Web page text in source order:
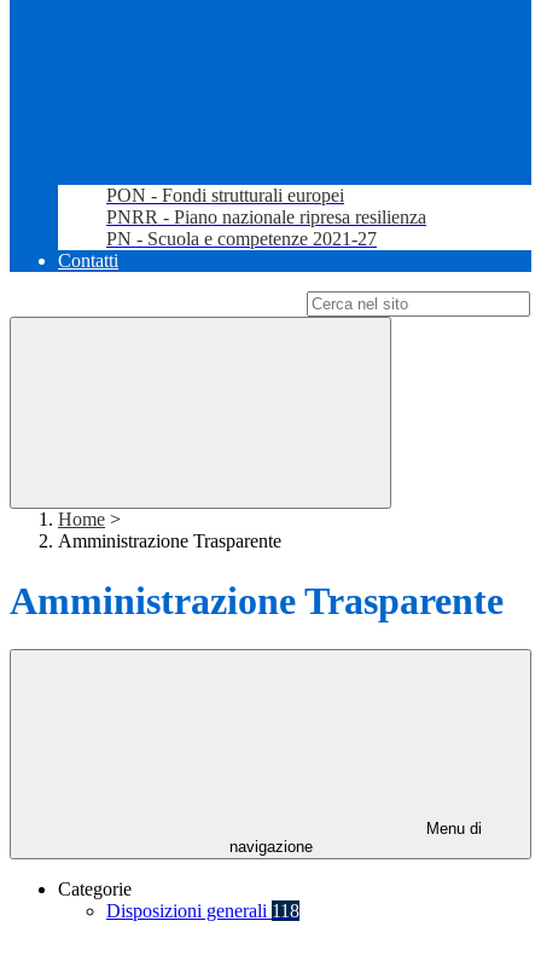
PON - Fondi strutturali europei
PNRR - Piano nazionale ripresa resilienza
PN - Scuola e competenze 2021-27
Contatti
Home >
Amministrazione Trasparente
Amministrazione Trasparente
Menu di
navigazione
Categorie
Disposizioni generali 118